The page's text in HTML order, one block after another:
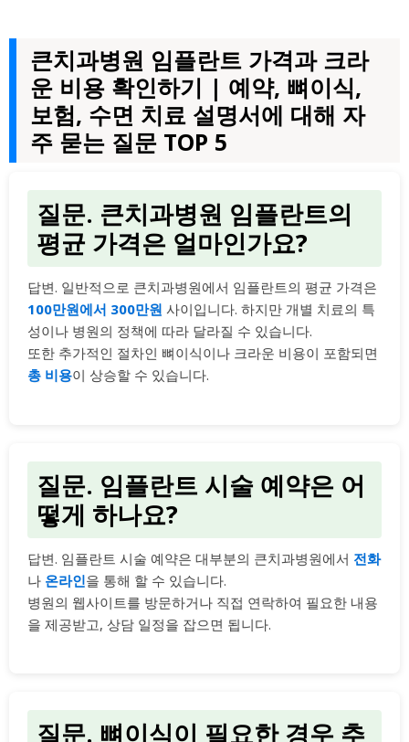
큰치과병원 임플란트 가격과 크라
운 비용 확인하기 | 예약, 뼈이식,
보험, 수면 치료 설명서에 대해 자
주 묻는 질문 TOP 5
질문. 큰치과병원 임플란트의
평균 가격은 얼마인가요?
답변. 일반적으로 큰치과병원에서 임플란트의 평균 가격은
100만원에서 300만원 사이입니다. 하지만 개별 치료의 특
성이나 병원의 정책에 따라 달라질 수 있습니다.
또한 추가적인 절차인 뼈이식이나 크라운 비용이 포함되면
총 비용이 상승할 수 있습니다.
질문. 임플란트 시술 예약은 어
떻게 하나요?
답변. 임플란트 시술 예약은 대부분의 큰치과병원에서 전화
나 온라인을 통해 할 수 있습니다.
병원의 웹사이트를 방문하거나 직접 연락하여 필요한 내용
을 제공받고, 상담 일정을 잡으면 됩니다.
질문. 뼈이식이 필요한 경우 추